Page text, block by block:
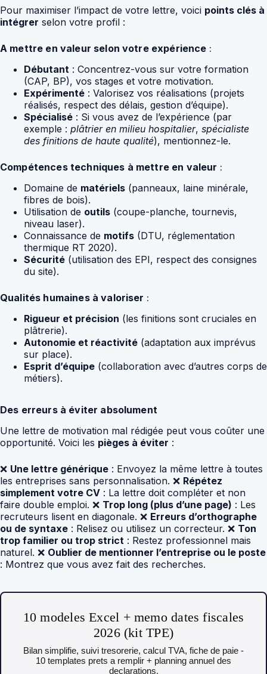
Pour maximiser l’impact de votre lettre, voici points clés à
intégrer selon votre profil :
A mettre en valeur selon votre expérience :
Débutant : Concentrez-vous sur votre formation
(CAP, BP), vos stages et votre motivation.
Expérimenté : Valorisez vos réalisations (projets
réalisés, respect des délais, gestion d’équipe).
Spécialisé : Si vous avez de l’expérience (par
exemple : plâtrier en milieu hospitalier, spécialiste
des finitions de haute qualité), mentionnez-le.
Compétences techniques à mettre en valeur :
Domaine de matériels (panneaux, laine minérale,
fibres de bois).
Utilisation de outils (coupe-planche, tournevis,
niveau laser).
Connaissance de motifs (DTU, réglementation
thermique RT 2020).
Sécurité (utilisation des EPI, respect des consignes
du site).
Qualités humaines à valoriser :
Rigueur et précision (les finitions sont cruciales en
plâtrerie).
Autonomie et réactivité (adaptation aux imprévus
sur place).
Esprit d’équipe (collaboration avec d’autres corps de
métiers).
Des erreurs à éviter absolument
Une lettre de motivation mal rédigée peut vous coûter une
opportunité. Voici les pièges à éviter :
❌ Une lettre générique : Envoyez la même lettre à toutes
les entreprises sans personnalisation. ❌ Répétez
simplement votre CV : La lettre doit compléter et non
faire double emploi. ❌ Trop long (plus d’une page) : Les
recruteurs lisent en diagonale. ❌ Erreurs d’orthographe
ou de syntaxe : Relisez ou utilisez un correcteur. ❌ Ton
trop familier ou trop strict : Restez professionnel mais
naturel. ❌ Oublier de mentionner l’entreprise ou le poste
: Montrez que vous avez fait des recherches.
10 modeles Excel + memo dates fiscales
2026 (kit TPE)
Bilan simplifie, suivi tresorerie, calcul TVA, fiche de paie -
10 templates prets a remplir + planning annuel des
declarations.